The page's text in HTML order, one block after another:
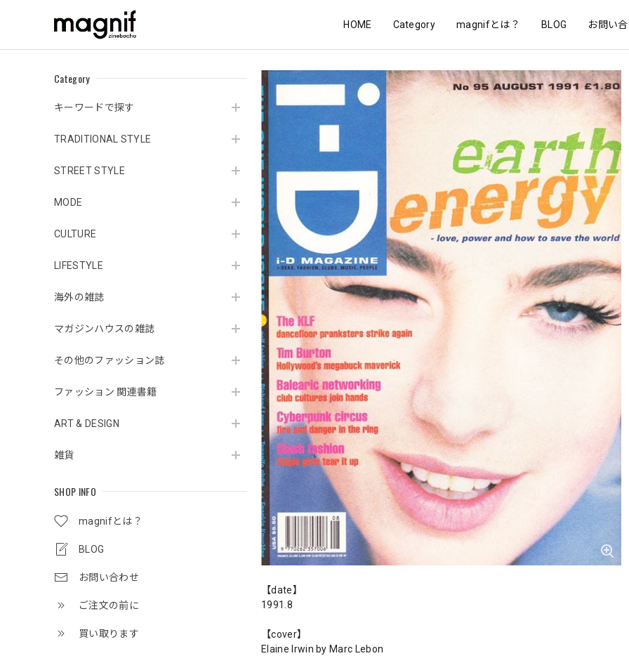
HOME Category magnifとは？ BLOG お問い
Category
キーワードで探す
TRADITIONAL STYLE
STREET STYLE
MODE
CULTURE
LIFESTYLE
海外の雑誌
マガジンハウスの雑誌
その他のファッション誌
ファッション 関連書籍
ART & DESIGN
雑貨
SHOP INFO
magnifとは？
BLOG
お問い合わせ
ご注文の前に
買い取ります
【date】
1991.8
【cover】
Elaine Irwin by Marc Lebon